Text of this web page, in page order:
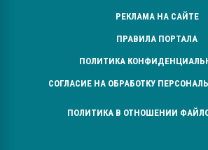
РЕКЛАМА НА САЙТЕ
ПРАВИЛА ПОРТАЛА
ПОЛИТИКА
СОГЛАСИЕ НА ОБРАБОТКУ
ПОЛИТИКА В ОТНОШЕНИИ